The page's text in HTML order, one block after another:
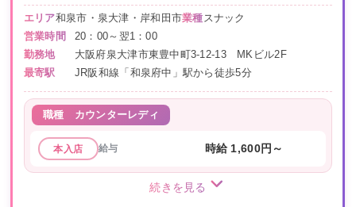
エリア和泉市・泉大津・岸和田市業種スナック
営業時間
20：00～翌1：00
勤務地
大阪府泉大津市東豊中町3-12-13 MKビル2F
最寄駅
JR阪和線「和泉府中」駅から徒歩5分
職種 カウンターレディ
本入店 給与 時給 1,600円～
続きを見る